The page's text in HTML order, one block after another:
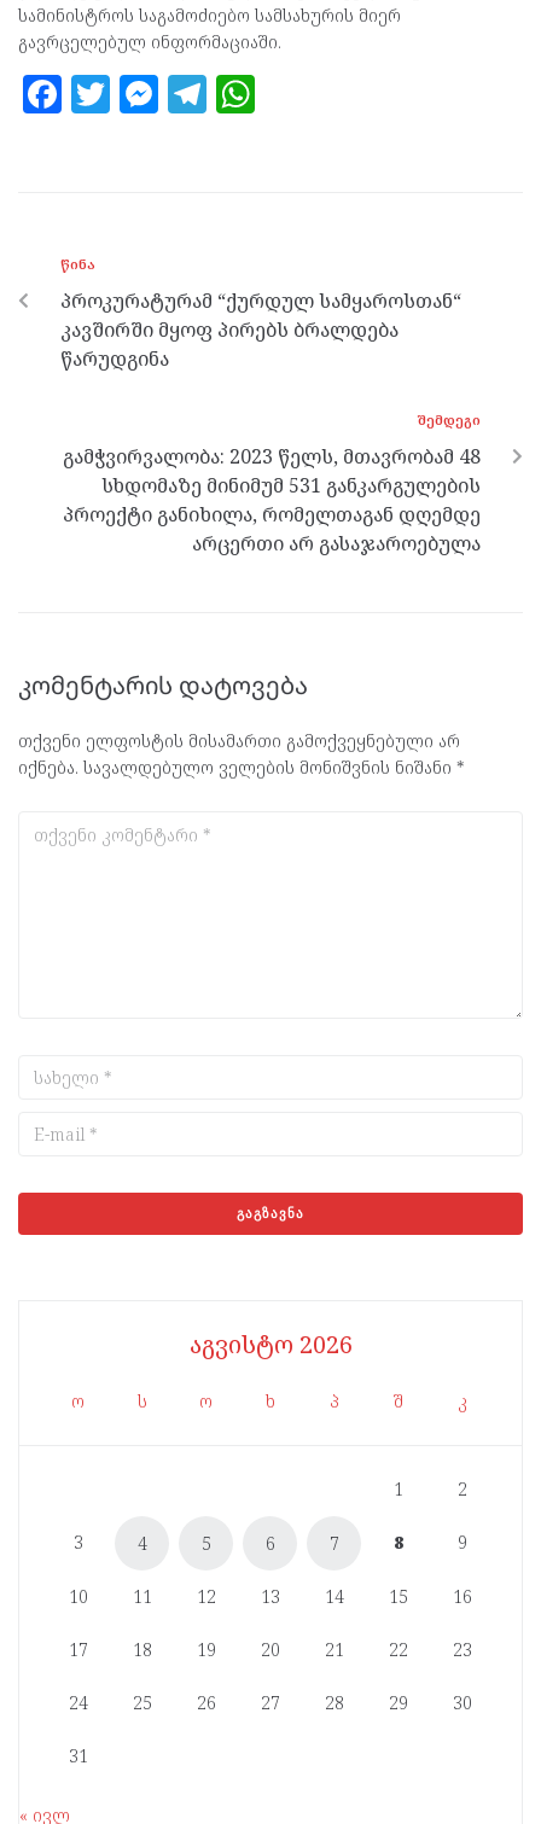
სამინისტროს საგამოძიებო სამსახურის მიერ
გავრცელებულ ინფორმაციაში.
F
o
o
k
T M
er
T
m p
p
ᲬᲘᲜᲐ
პროკურატურამ “ქურდულ სამყაროსთან“
კავშირში მყოფ პირებს ბრალდება
წარუდგინა
ᲨᲔᲛᲓᲔᲒᲘ
გამჭვირვალობა: 2023 წელს, მთავრობამ 48
სხდომაზე მინიმუმ 531 განკარგულების
პროექტი განიხილა, რომელთაგან დღემდე
არცერთი არ გასაჯაროებულა
კომენტარის დატოვება
თქვენი ელფოსტის მისამართი გამოქვეყნებული არ
იქნება. სავალდებულო ველების მონიშვნის ნიშანი *
აგვისტო 2026
ო ს ო ხ პ შ კ
1 2
3 4 5 6 7 8 9
10 11 12 13 14 15 16
17 18 19 20 21 22 23
24 25 26 27 28 29 30
31
« ივლ